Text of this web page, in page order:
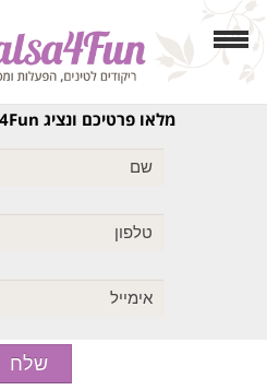
מלאו פרטיכם ונציג Salsa4Fun יחזור אליכם